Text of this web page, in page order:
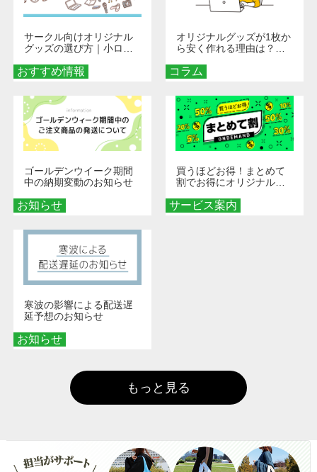
おすすめ情報
サークル向けオリジナル
グッズの選び方｜小ロッ
める秘訣
コラム
オリジナルグッズが1枚か
ら安く作れる理由は？オ
とメリットを解説
お知らせ
ゴールデンウイーク期間
中の納期変動のお知らせ
サービス案内
買うほどお得！まとめて
割でお得にオリジナルグ
お知らせ
寒波の影響による配送遅
延予想のお知らせ
もっと見る